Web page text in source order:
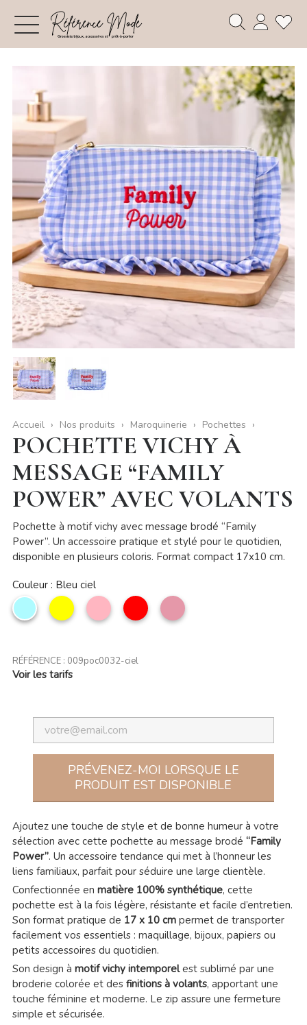
Accueil Nos produits Maroquinerie Pochettes
POCHETTE VICHY À
MESSAGE “FAMILY
POWER” AVEC VOLANTS
Pochette à motif vichy avec message brodé “Family
Power”. Un accessoire pratique et stylé pour le quotidien,
disponible en plusieurs coloris. Format compact 17x10 cm.
Couleur : Bleu ciel
Bleu
ciel
Jaune
Rose
clair
Rouge
Vieux
rose
RÉFÉRENCE : 009poc0032-ciel
Voir les tarifs
PRÉVENEZ-MOI LORSQUE LE
PRODUIT EST DISPONIBLE
Ajoutez une touche de style et de bonne humeur à votre
sélection avec cette pochette au message brodé “Family
Power”. Un accessoire tendance qui met à l’honneur les
liens familiaux, parfait pour séduire une large clientèle.
Confectionnée en matière 100% synthétique, cette
pochette est à la fois légère, résistante et facile d’entretien.
Son format pratique de 17 x 10 cmpermet de transporter
facilement vos essentiels : maquillage, bijoux, papiers ou
petits accessoires du quotidien.
Son design à motif vichy intemporelest sublimé par une
broderie colorée et des finitions à volants, apportant une
touche féminine et moderne. Le zip assure une fermeture
simple et sécurisée.